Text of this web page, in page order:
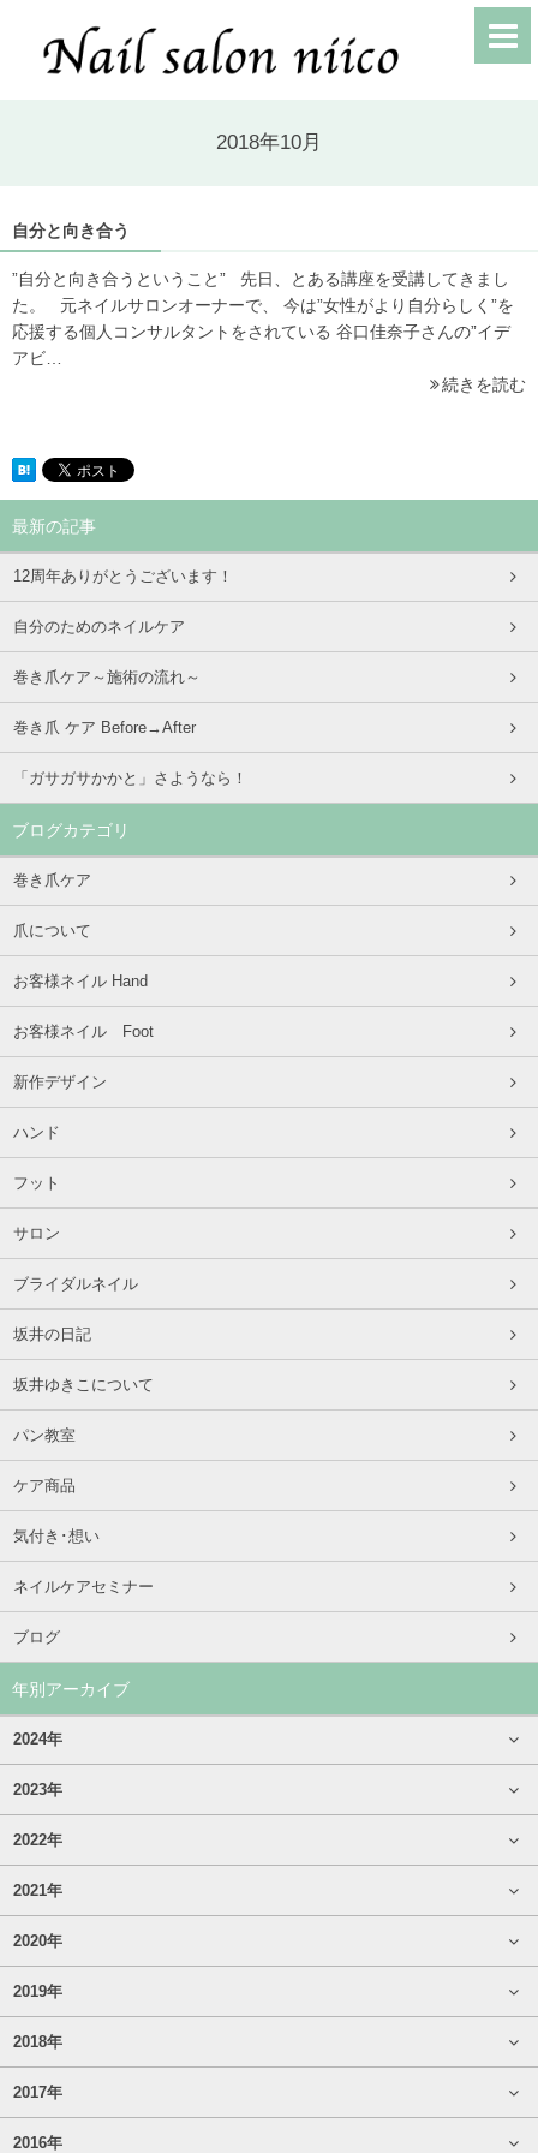
2018年10月
自分と向き合う
”自分と向き合うということ” 先日、とある講座を受講してきまし
た。 元ネイルサロンオーナーで、 今は”女性がより自分らしく”を
応援する個人コンサルタントをされている 谷口佳奈子さんの”イデ
アビ…
続きを読む
最新の記事
12周年ありがとうございます！
自分のためのネイルケア
巻き爪ケア～施術の流れ～
巻き爪 ケア Before→After
「ガサガサかかと」さようなら！
ブログカテゴリ
巻き爪ケア
爪について
お客様ネイル Hand
お客様ネイル Foot
新作デザイン
ハンド
フット
サロン
ブライダルネイル
坂井の日記
坂井ゆきこについて
パン教室
ケア商品
気付き･想い
ネイルケアセミナー
ブログ
年別アーカイブ
2024年
2023年
2022年
2021年
2020年
2019年
2018年
2017年
2016年